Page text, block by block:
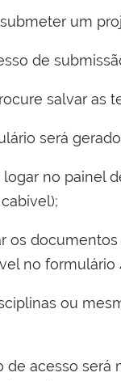
um
de
salvar as
será
no painel
no formulário
ou
acesso